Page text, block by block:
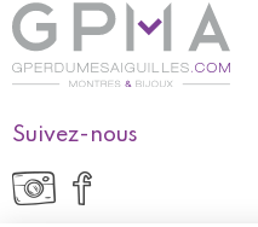
Suivez-nous